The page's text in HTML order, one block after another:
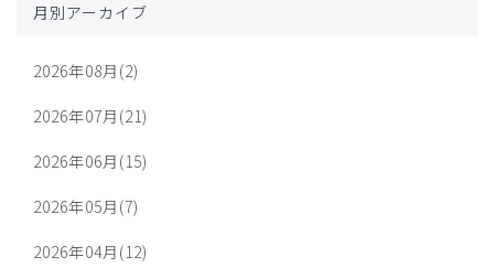
月別アーカイブ
2026年08月(2)
2026年07月(21)
2026年06月(15)
2026年05月(7)
2026年04月(12)